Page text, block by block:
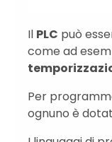
Il PLC può
come ad
Per
ognuno è